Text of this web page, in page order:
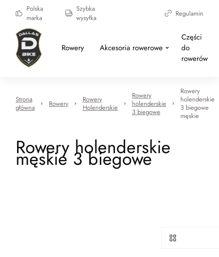
Polska
marka
Szybka
wysyłka
Regulamin
Rowery Akcesoria rowerowe
Części
do
rowerów
Strona
główna
Rowery
Rowery
Holenderskie
Rowery
holenderskie
3 biegowe
Rowery
holenderskie
3 biegowe
męskie
Rowery holenderskie
męskie 3 biegowe